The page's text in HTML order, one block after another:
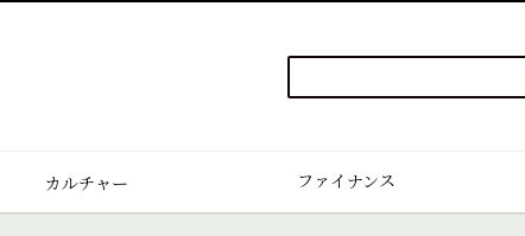
ワ
を
入
カルチャー ファイナンス